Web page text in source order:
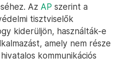
Az AP szerint a
tisztviselők
kiderüljön, használták-e
amely nem része
kommunikációs